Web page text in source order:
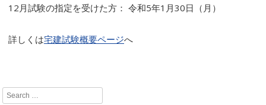
12月試験の指定を受けた方： 令和5年1月30日（月）
詳しくは宅建試験概要ページへ
Search